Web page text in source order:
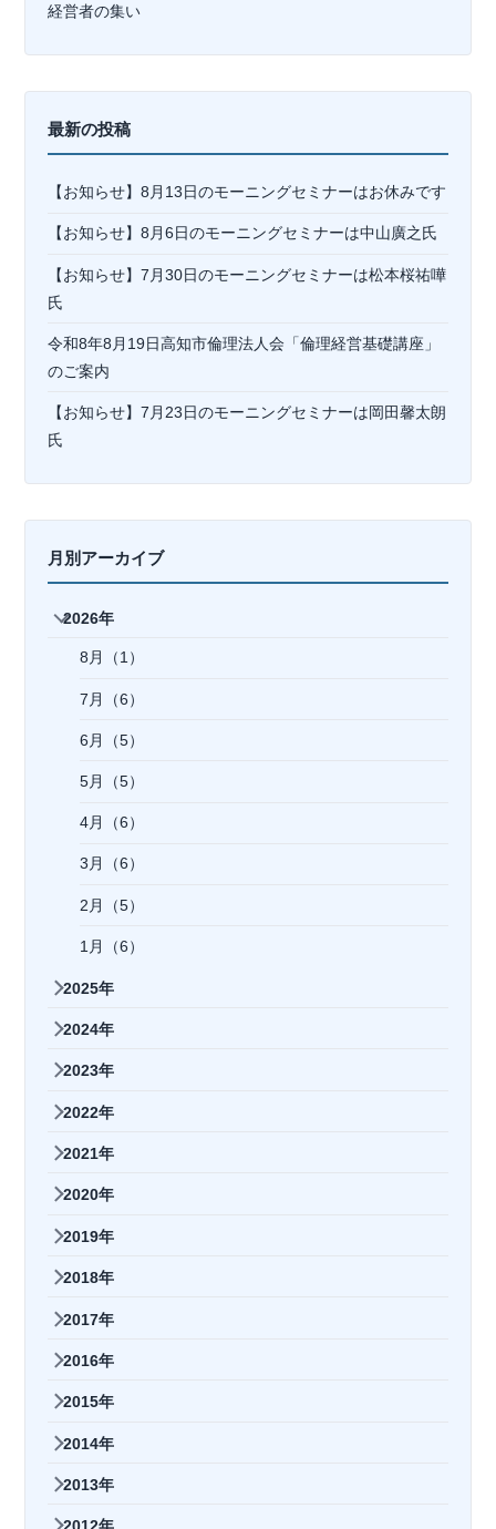
経営者の集い
最新の投稿
【お知らせ】8月13日のモーニングセミナーはお休みです
【お知らせ】8月6日のモーニングセミナーは中山廣之氏
【お知らせ】7月30日のモーニングセミナーは松本桜祐嘩
氏
令和8年8月19日高知市倫理法人会「倫理経営基礎講座」
のご案内
【お知らせ】7月23日のモーニングセミナーは岡⽥馨太朗
氏
月別アーカイブ
2026年
8月（1）
7月（6）
6月（5）
5月（5）
4月（6）
3月（6）
2月（5）
1月（6）
2025年
2024年
2023年
2022年
2021年
2020年
2019年
2018年
2017年
2016年
2015年
2014年
2013年